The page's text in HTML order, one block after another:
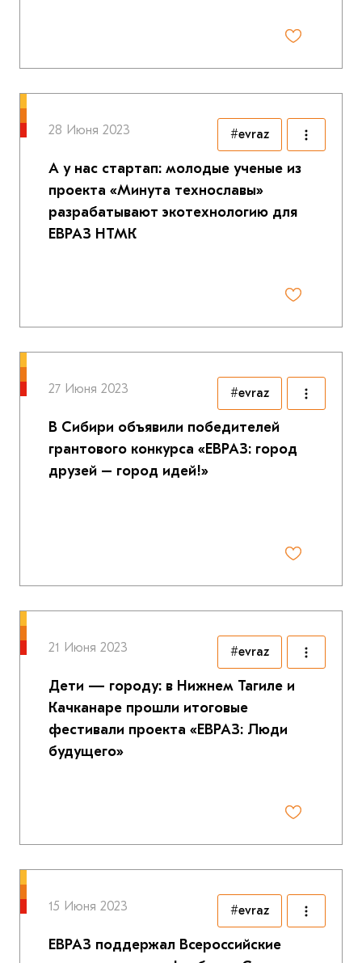
28 Июня 2023
А у нас стартап: молодые ученые из
проекта «Минута технославы»
разрабатывают экотехнологию для
ЕВРАЗ НТМК
#evraz
27 Июня 2023
В Сибири объявили победителей
грантового конкурса «ЕВРАЗ: город
друзей – город идей!»
#evraz
21 Июня 2023
Дети — городу: в Нижнем Тагиле и
Качканаре прошли итоговые
фестивали проекта «ЕВРАЗ: Люди
будущего»
#evraz
15 Июня 2023
ЕВРАЗ поддержал Всероссийские
#evraz